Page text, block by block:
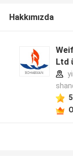
Hakkımızda
Ltd